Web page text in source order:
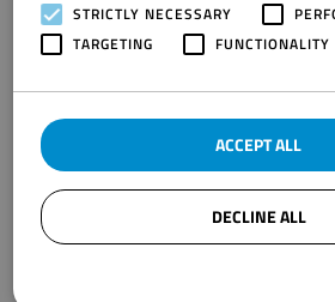
Visiting Address
Westwal 2
8321 WG Urk
Direct contact:
STRICTLY NECESSARY
TARGETING
FUNCTIONALITY
ACCEPT ALL
DECLINE ALL